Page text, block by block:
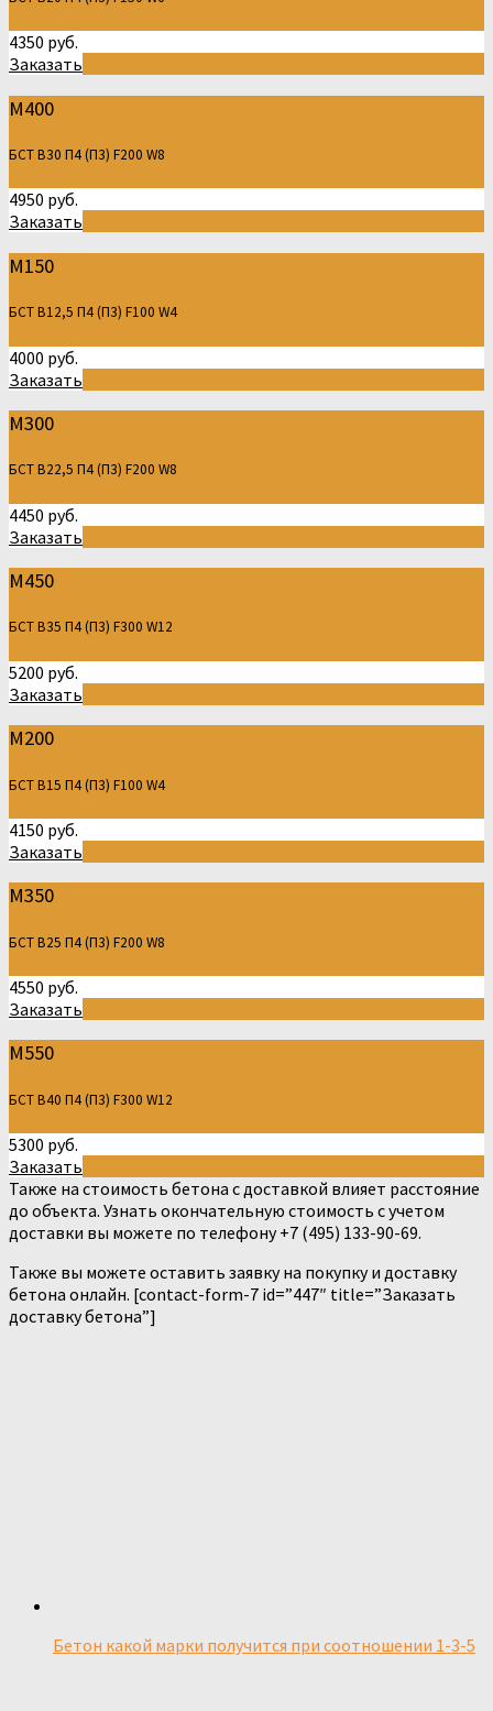
4350 руб.
Заказать
М400
БСТ В30 П4 (П3) F200 W8
4950 руб.
Заказать
М150
БСТ В12,5 П4 (П3) F100 W4
4000 руб.
Заказать
М300
БСТ В22,5 П4 (П3) F200 W8
4450 руб.
Заказать
М450
БСТ В35 П4 (П3) F300 W12
5200 руб.
Заказать
М200
БСТ В15 П4 (П3) F100 W4
4150 руб.
Заказать
М350
БСТ В25 П4 (П3) F200 W8
4550 руб.
Заказать
М550
БСТ В40 П4 (П3) F300 W12
5300 руб.
Заказать
Также на стоимость бетона с доставкой влияет расстояние
до объекта. Узнать окончательную стоимость с учетом
доставки вы можете по телефону +7 (495) 133-90-69.
Также вы можете оставить заявку на покупку и доставку
бетона онлайн. [contact-form-7 id=”447″ title=”Заказать
доставку бетона”]
Бетон какой марки получится при соотношении 1-3-5